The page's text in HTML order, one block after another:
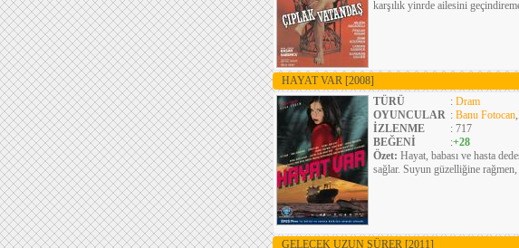
karşılık yinrde ailesini
HAYAT VAR [2008]
TÜRÜ
: Dram
OYUNCULAR : Banu Fotocan,
İZLENME
: 717
BEĞENİ
:+28
Özet: Hayat, babası ve hasta
sağlar. Suyun güzelliğine
GELECEK UZUN SÜRER [2011]